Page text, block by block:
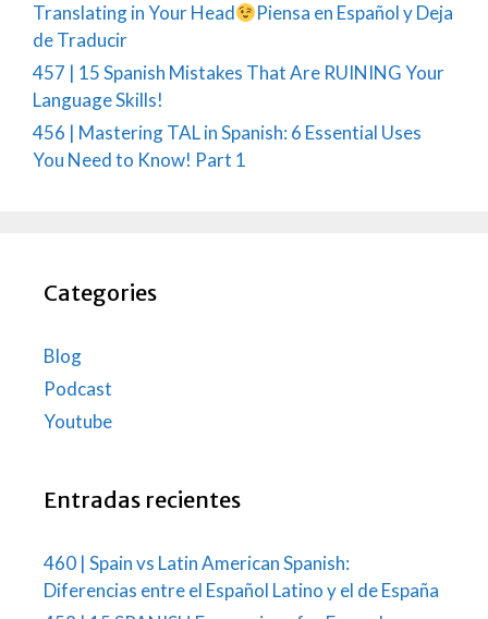
Translating in Your Head
Piensa en Español y Deja
de Traducir
457 | 15 Spanish Mistakes That Are RUINING Your
Language Skills!
456 | Mastering TAL in Spanish: 6 Essential Uses
You Need to Know! Part 1
Categories
Blog
Podcast
Youtube
Entradas recientes
460 | Spain vs Latin American Spanish:
Diferencias entre el Español Latino y el de España